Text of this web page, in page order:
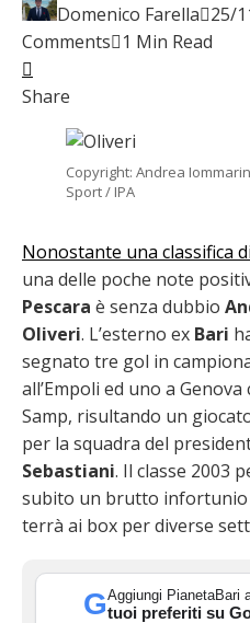
Domenico Farella 25/
Comments 1 Min Read
Facebook
Twitter
LinkedIn
Pinterest
Share
Copyright: Andrea
Sport / IPA
Nonostante una classifica
una delle poche note
Pescara è senza dubbio
Oliveri. L’esterno ex Bari
segnato tre gol in
all’Empoli ed uno a
Samp, risultando un
per la squadra del
Sebastiani. Il classe 2003
subito un brutto infortunio
terrà ai box per diverse
GAggiungi PianetaBari
tuoi preferiti su